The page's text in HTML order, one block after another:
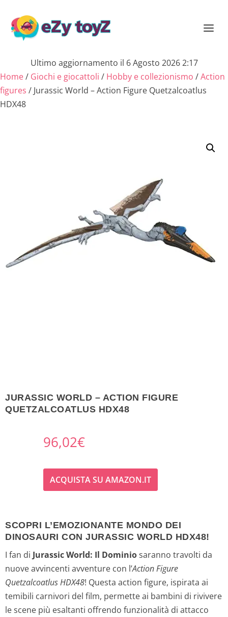
Ultimo aggiornamento il 6 Agosto 2026 2:17
Home/ Giochi e giocattoli / Hobby e collezionismo /Action
figures / Jurassic World – Action Figure Quetzalcoatlus
HDX48
JURASSIC WORLD – ACTION FIGURE
QUETZALCOATLUS HDX48
96,02€
ACQUISTA SU AMAZON.IT
SCOPRI L’EMOZIONANTE MONDO DEI
DINOSAURI CON JURASSIC WORLD HDX48!
I fan di Jurassic World: Il Dominiosaranno travolti da
nuove avvincenti avventure con l’Action Figure
Quetzalcoatlus HDX48! Questa action figure, ispirata ai
temibili carnivori del film, permette ai bambini di rivivere
le scene più esaltanti offrendo funzionalità di attacco